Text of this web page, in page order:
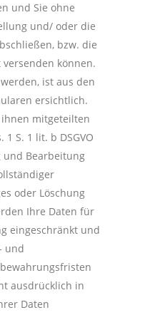
und Sie ohne
und/ oder die
bzw. die
können.
ist aus den
ersichtlich.
mitgeteilten
S. 1 lit. b DSGVO
und Bearbeitung
oder Löschung
Ihre Daten für
eingeschränkt und
und
ausdrücklich in
Daten